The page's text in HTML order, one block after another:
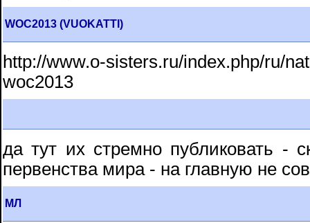
WOC2013 (VUOKATTI)
http://www.o-sisters.ru/index.php/ru/
woc2013
да тут их стремно публиковать -
первенства мира - на главную не
МЛ